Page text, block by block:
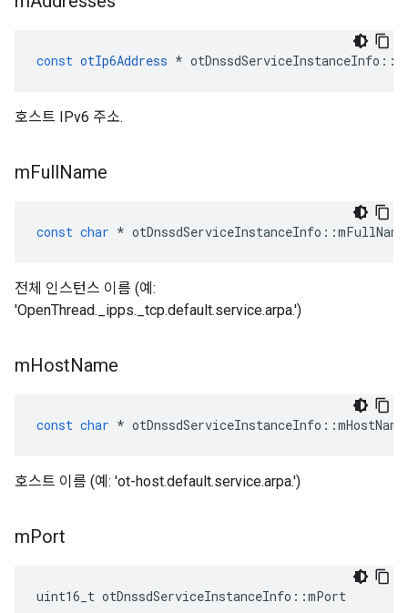
const otIp6Address * otDnssdServiceInstanceInfo ::
호스트 IPv6 주소.
mFullName
const char * otDnssdServiceInstanceInfo ::mFullName
전체 인스턴스 이름 (예:
'OpenThread._ipps._tcp.default.service.arpa.')
mHostName
const char * otDnssdServiceInstanceInfo ::mHostName
호스트 이름 (예: 'ot-host.default.service.arpa.')
mPort
uint16_t otDnssdServiceInstanceInfo ::mPort